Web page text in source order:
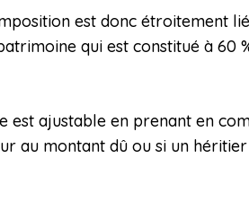
est donc étroitement
qui est constitué à 60
ajustable en prenant en
au montant dû ou si un